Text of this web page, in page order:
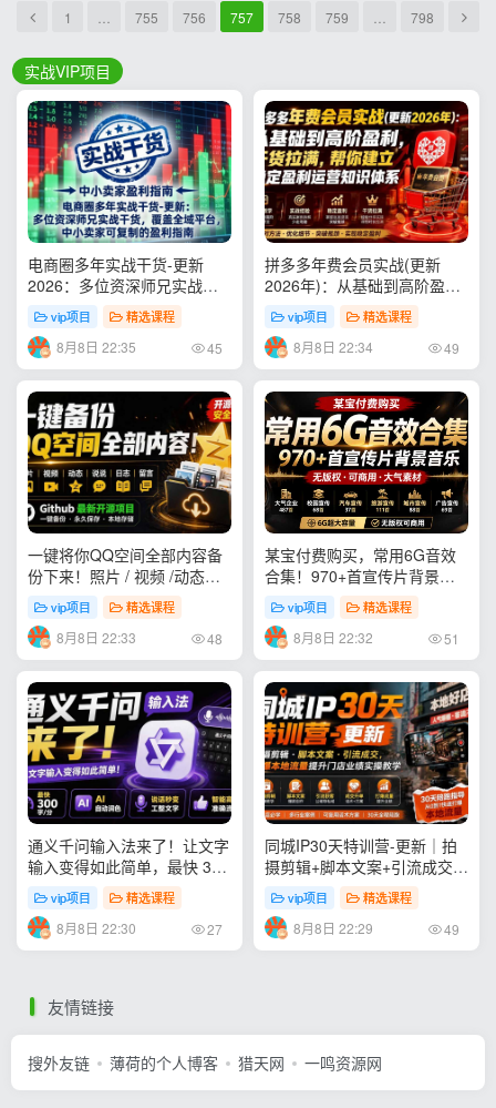
1 755 756 757 758 759 798
实战VIP项目
电商圈多年实战干货-更新
2026：多位资深师兄实战干
货/覆盖全域平台，中小卖家
可复制的盈利指南
vip项目 精选课程
8月8日 22:35 45
拼多多年费会员实战(更新
2026年)：从基础到高阶盈
利，干货拉满，帮你建立稳定
盈利运营知识体系
vip项目 精选课程
8月8日 22:34 49
一键将你QQ空间全部内容备
份下来！照片 / 视频 /动态信
息全存本地，Github最新开源
项目 QzoneArchive
vip项目 精选课程
8月8日 22:33 48
某宝付费购买，常用6G音效
合集！970+首宣传片背景音
乐，无版权可商用大气素材，
分类清晰，高质量内容
vip项目 精选课程
8月8日 22:32 51
通义千问输入法来了！让文字
输入变得如此简单，最快 300
字/分，AI 自动润色，说话秒
变工整文字
vip项目 精选课程
8月8日 22:30 27
同城IP30天特训营-更新｜拍
摄剪辑+脚本文案+引流成交，
打爆本地流量提升门店业绩实
操教学
vip项目 精选课程
8月8日 22:29 49
友情链接
搜外友链 薄荷的个人博客 猎天网 一鸣资源网